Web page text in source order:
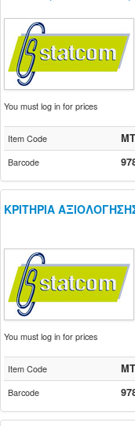
You must log in for prices
Item Code
Barcode
ΚΡΙΤΗΡΙΑ
You must log in for prices
Item Code
Barcode